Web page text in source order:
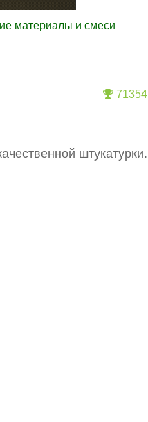
материалы и смеси
71354
штукатурки.